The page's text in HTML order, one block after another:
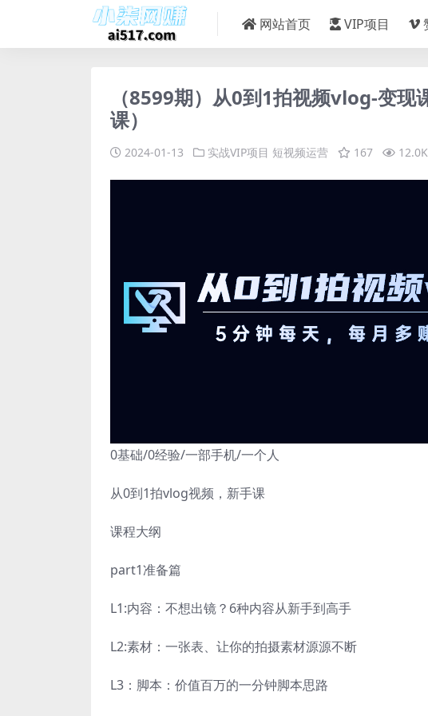
网站首页 VIP项目
（8599期）从0到1拍视频vlog-变
课）
2024-01-13 实战VIP项目 短视频运营 167 12.0K
0基础/0经验/一部手机/一个人
从0到1拍vlog视频，新手课
课程大纲
part1准备篇
L1:内容：不想出镜？6种内容从新手到高手
L2:素材：一张表、让你的拍摄素材源源不断
L3：脚本：价值百万的一分钟脚本思路